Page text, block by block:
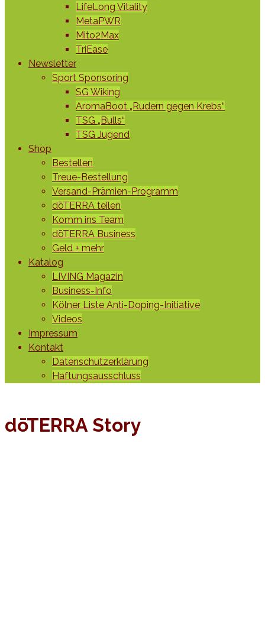
LifeLong Vitality
MetaPWR
Mito2Max
TriEase
Newsletter
Sport Sponsoring
SG Wiking
AromaBoot „Rudern gegen Krebs“
TSG „Bulls“
TSG Jugend
Shop
Bestellen
Treue-Bestellung
Versand-Prämien-Programm
dōTERRA teilen
Komm ins Team
dōTERRA Business
Geld + mehr
Katalog
LIVING Magazin
Business-Info
Kölner Liste Anti-Doping-Initiative
Videos
Impressum
Kontakt
Datenschutzerklärung
Haftungsausschluss
dōTERRA Story